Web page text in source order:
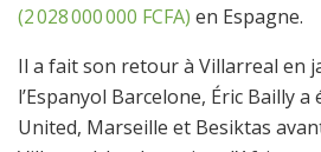
(2 028 000 000 FCFA) en Espagne.
Il a fait son retour à Villarreal en
l’Espanyol Barcelone, Éric Bailly
United, Marseille et Besiktas